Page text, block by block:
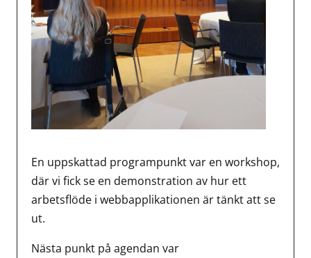
En uppskattad programpunkt var en workshop,
där vi fick se en demonstration av hur ett
arbetsflöde i webbapplikationen är tänkt att se
ut.
Nästa punkt på agendan var